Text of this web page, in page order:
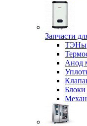
Запчасти
ТЭНы
Анод
Блоки